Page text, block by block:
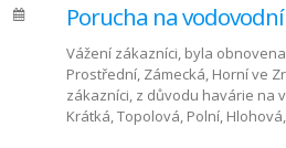
Porucha na
Vážení zákazníci, byla
Prostřední, Zámecká, Horní ve
zákazníci, z důvodu havárie na
Krátká, Topolová, Polní,